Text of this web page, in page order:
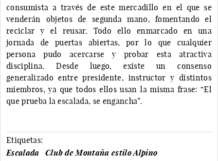
consumista a través de este mercadillo en el que se
venderán objetos de segunda mano, fomentando el
reciclar y el reusar. Todo ello enmarcado en una
jornada de puertas abiertas, por lo que cualquier
persona pudo acercarse y probar esta atractiva
disciplina. Desde luego, existe un consenso
generalizado entre presidente, instructor y distintos
miembros, ya que todos ellos usan la misma frase: “El
que prueba la escalada, se engancha”.
Etiquetas:
Escalada
Club de Montaña estilo Alpino